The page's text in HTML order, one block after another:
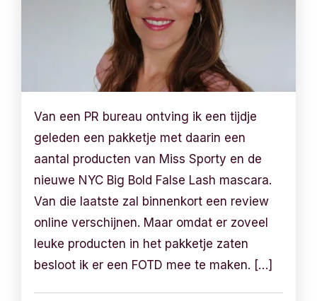
Van een PR bureau ontving ik een tijdje
geleden een pakketje met daarin een
aantal producten van Miss Sporty en de
nieuwe NYC Big Bold False Lash mascara.
Van die laatste zal binnenkort een review
online verschijnen. Maar omdat er zoveel
leuke producten in het pakketje zaten
besloot ik er een FOTD mee te maken. […]